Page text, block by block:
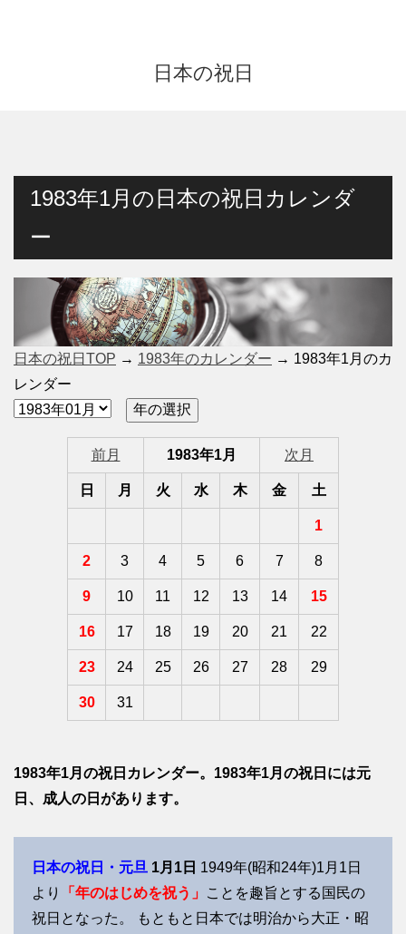
日本の祝日
1983年1月の日本の祝日カレンダ
ー
日本の祝日TOP → 1983年のカレンダー → 1983年1月のカ
レンダー
前月 1983年1月 次月
日 月 火 水 木 金 土
1
2 3 4 5 6 7 8
9 10 11 12 13 14 15
16 17 18 19 20 21 22
23 24 25 26 27 28 29
30 31
1983年1月の祝日カレンダー。1983年1月の祝日には元
日、成人の日があります。
日本の祝日・元旦 1月1日 1949年(昭和24年)1月1日
より
「年のはじめを祝う」 ことを趣旨とする国民の
祝日となった。 もともと日本では明治から大正・昭